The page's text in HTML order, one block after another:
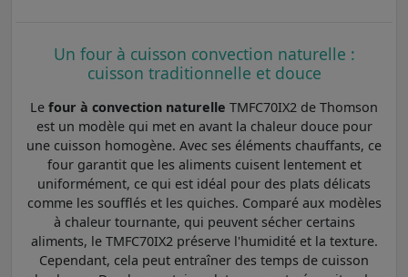
Un four à cuisson convection naturelle :
cuisson traditionnelle et douce
Le four à convection naturelle TMFC70IX2 de Thomson
est un modèle qui met en avant la chaleur douce pour
une cuisson homogène. Avec ses éléments chauffants, ce
four garantit que les aliments cuisent lentement et
uniformément, ce qui est idéal pour des plats délicats
comme les soufflés et les quiches. Comparé aux modèles
à chaleur tournante, qui peuvent sécher certains
aliments, le TMFC70IX2 préserve l'humidité et la texture.
Cependant, cela peut entraîner des temps de cuisson